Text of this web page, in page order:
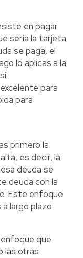
en pagar
sería la tarjeta
se paga, el
lo aplicas a la
para
para
primero la
es decir, la
deuda se
deuda con la
Este enfoque
largo plazo.
que
las otras